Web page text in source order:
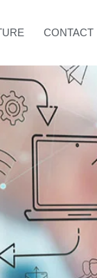
CONTACT